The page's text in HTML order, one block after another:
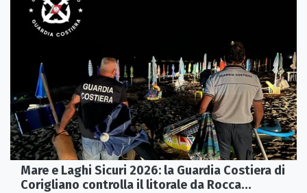
Mare e Laghi Sicuri 2026: la Guardia Costiera di
Corigliano controlla il litorale da Rocca